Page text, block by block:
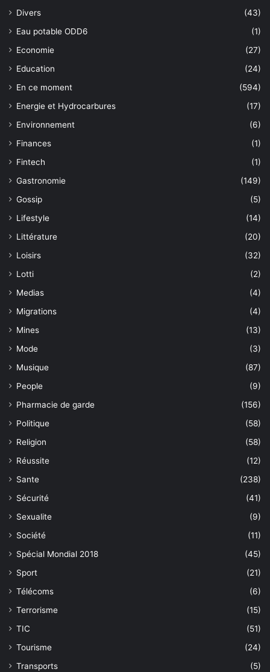
Divers
(43)
Eau potable ODD6
(1)
Economie
(27)
Education
(24)
En ce moment
(594)
Energie et Hydrocarbures
(17)
Environnement
(6)
Finances
(1)
Fintech
(1)
Gastronomie
(149)
Gossip
(5)
Lifestyle
(14)
Littérature
(20)
Loisirs
(32)
Lotti
(2)
Medias
(4)
Migrations
(4)
Mines
(13)
Mode
(3)
Musique
(87)
People
(9)
Pharmacie de garde
(156)
Politique
(58)
Religion
(58)
Réussite
(12)
Sante
(238)
Sécurité
(41)
Sexualite
(9)
Société
(11)
Spécial Mondial 2018
(45)
Sport
(21)
Télécoms
(6)
Terrorisme
(15)
TIC
(51)
Tourisme
(24)
Transports
(5)